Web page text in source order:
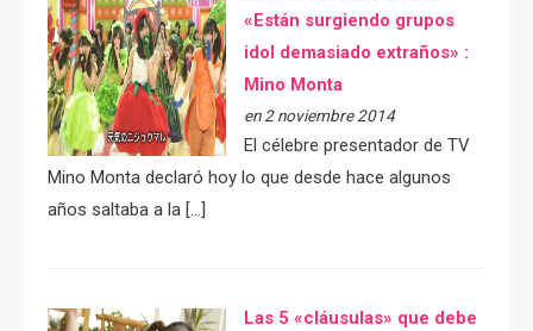
«Están surgiendo grupos
idol demasiado extraños» :
Mino Monta
en 2 noviembre 2014
El célebre presentador de TV
Mino Monta declaró hoy lo que desde hace algunos
años saltaba a la […]
Las 5 «cláusulas» que debe